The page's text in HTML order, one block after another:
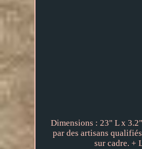
Dimensions : 23" L x
par des artisans
sur cadre. +